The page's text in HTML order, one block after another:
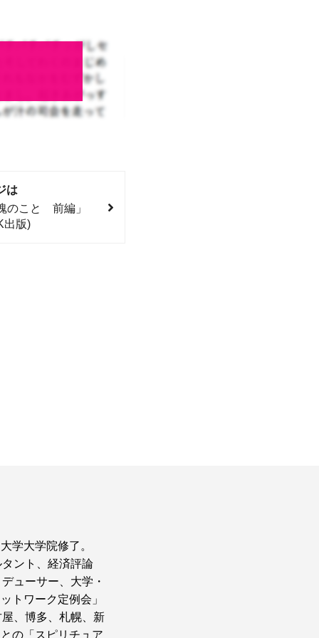
は
のこと 前編」
出版)
学大学院修了。
ント、経済評論
ューサー、大学・
トワーク定例会」
、博多、札幌、新
の「スピリチュア